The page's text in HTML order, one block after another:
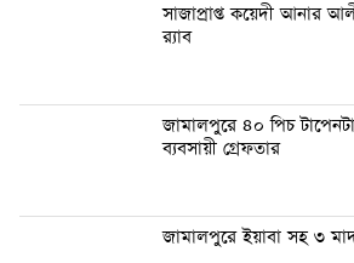
সাজাপ্রাপ্ত কয়েদী আনার
র‍্যাব
জামালপুরে ৪০ পিচ
ব্যবসায়ী গ্রেফতার
জামালপুরে ইয়াবা সহ ৩